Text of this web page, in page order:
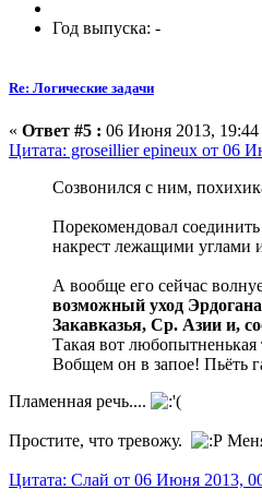
Год выпуска: -
Re: Логические задачи
« Ответ #5 : 06 Июня 2013, 19:44
Цитата: groseillier epineux от 06
Созвонился с ним,
Порекомендовал
накрест лежащими углами
А вообще его сейчас
возможный уход
Закавказья, Ср. Азии и,
Такая вот
Вобщем он в запое! Пьёть
Пламенная речь....
Простите, что тревожу.
Цитата: Слай от 06 Июня 2013,